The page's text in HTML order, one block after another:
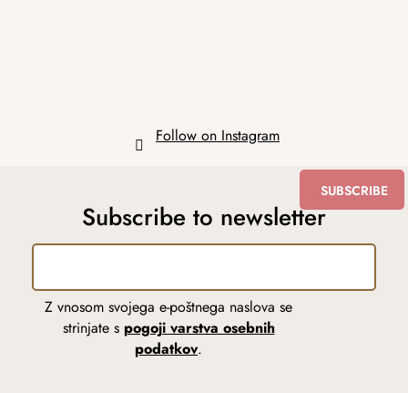
Follow on Instagram
Subscribe to newsletter
Z vnosom svojega e-poštnega naslova se
strinjate s pogoji varstva osebnih
podatkov.
SUBSCRIBE